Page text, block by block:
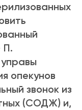
П.
опекунов
звонок из
(СОДЖ) и,